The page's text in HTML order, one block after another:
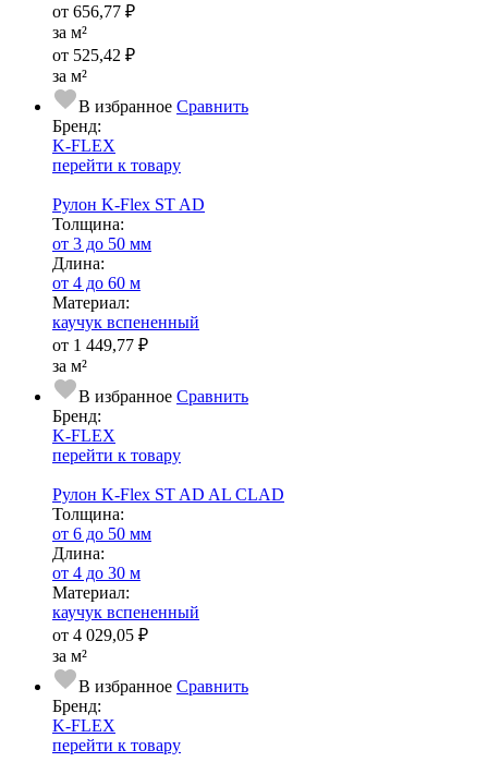
от 656,77 ₽
за м²
от 525,42 ₽
за м²
В избранное Сравнить
Бренд:
K-FLEX
перейти к товару
Рулон K-Flex ST AD
Тол­щи­на:
от 3 до 50 мм
Длина:
от 4 до 60 м
Ма­­те­­ри­­ал:
каучук вспененный
от 1 449,77 ₽
за м²
В избранное Сравнить
Бренд:
K-FLEX
перейти к товару
Рулон K-Flex ST AD AL CLAD
Тол­щи­на:
от 6 до 50 мм
Длина:
от 4 до 30 м
Ма­­те­­ри­­ал:
каучук вспененный
от 4 029,05 ₽
за м²
В избранное Сравнить
Бренд:
K-FLEX
перейти к товару